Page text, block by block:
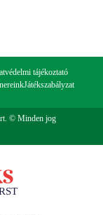
tájékoztató
Játékszabályzat
© Minden jog